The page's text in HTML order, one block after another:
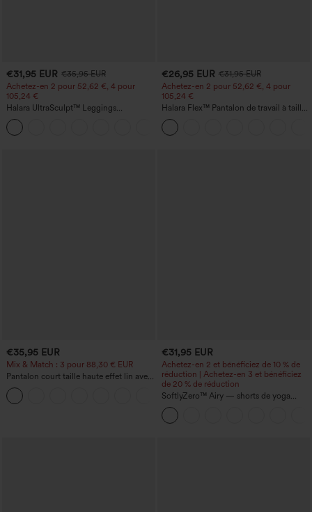
€31,95 EUR €35,95 EUR
Achetez-en 2 pour 52,62 €, 4 pour
105,24 €
Halara UltraSculpt™ Leggings
d'entraînement sculptants taille haute,
effet ventre plat, avec poche
€26,95 EUR €31,95 EUR
Achetez-en 2 pour 52,62 €, 4 pour
105,24 €
Halara Flex™ Pantalon de travail à taille
haute, jambe large, avec poches, en
maille gaufrée
€35,95 EUR
Mix & Match : 3 pour 88,30 € EUR
Pantalon court taille haute effet lin avec
poche zippée
+7
€31,95 EUR
Achetez-en 2 et bénéficiez de 10 % de
réduction | Achetez-en 3 et bénéficiez
de 20 % de réduction
SoftlyZero™ Airy — shorts de yoga
super taille haute 2-en-1 InstantCool
avec poches